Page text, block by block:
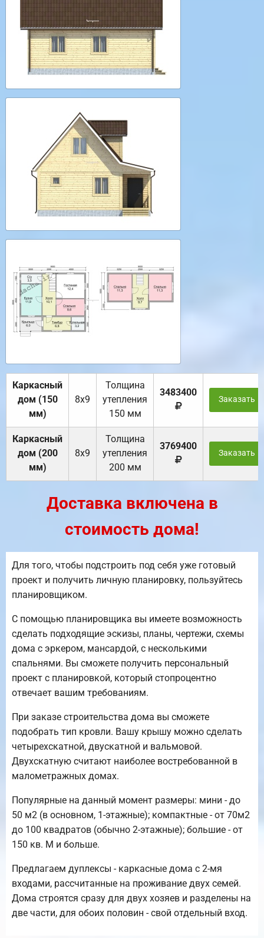
Каркасный
дом (150
мм)
8х9
Толщина
утепления
150 мм
3483400
Заказать
Каркасный
дом (200
мм)
8х9
Толщина
утепления
200 мм
3769400
Заказать
Доставка включена в
стоимость дома!
Для того, чтобы подстроить под себя уже готовый
проект и получить личную планировку, пользуйтесь
планировщиком.
С помощью планировщика вы имеете возможность
сделать подходящие эскизы, планы, чертежи, схемы
дома с эркером, мансардой, с несколькими
спальнями. Вы сможете получить персональный
проект с планировкой, который стопроцентно
отвечает вашим требованиям.
При заказе строительства дома вы сможете
подобрать тип кровли. Вашу крышу можно сделать
четырехскатной, двускатной и вальмовой.
Двухскатную считают наиболее востребованной в
малометражных домах.
Популярные на данный момент размеры: мини - до
50 м2 (в основном, 1-этажные); компактные - от 70м2
до 100 квадратов (обычно 2-этажные); большие - от
150 кв. М и больше.
Предлагаем дуплексы - каркасные дома с 2-мя
входами, рассчитанные на проживание двух семей.
Дома строятся сразу для двух хозяев и разделены на
две части, для обоих половин - свой отдельный вход.